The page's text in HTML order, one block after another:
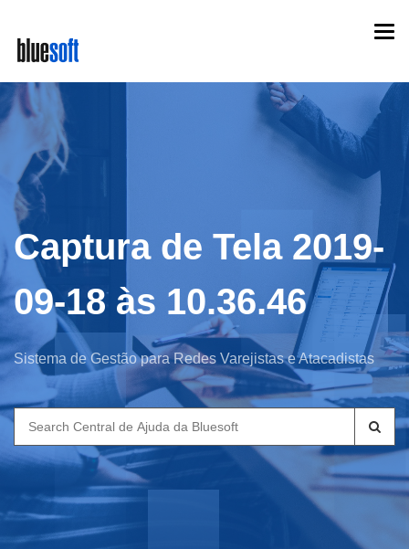
main
content
Captura de Tela 2019-
09-18 às 10.36.46
Sistema de Gestão para Redes Varejistas e Atacadistas
Search
for: